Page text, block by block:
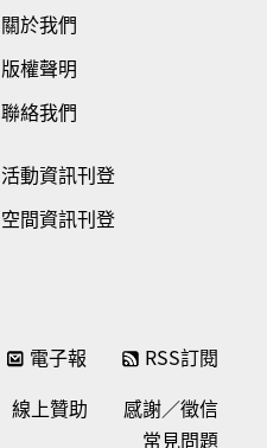
關於我們
版權聲明
聯絡我們
活動資訊刊登
空間資訊刊登
電子報 RSS訂閱
線上贊助
感謝／徵信
常見問題